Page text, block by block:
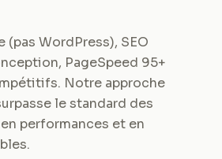
(pas WordPress), SEO
PageSpeed 95+
Notre approche
le standard des
performances et en